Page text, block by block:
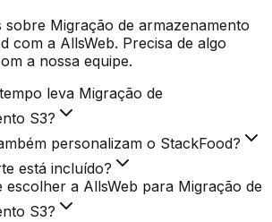
sobre Migração de armazenamento
com a AllsWeb. Precisa de algo
a nossa equipe.
leva Migração de
S3?
personalizam o StackFood?
está incluído?
escolher a AllsWeb para Migração de
S3?